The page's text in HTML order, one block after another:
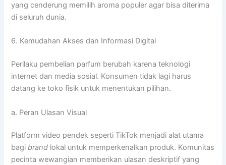
yang cenderung memilih aroma populer agar bisa diterima
di seluruh dunia.
6. Kemudahan Akses dan Informasi Digital
Perilaku pembelian parfum berubah karena teknologi
internet dan media sosial. Konsumen tidak lagi harus
datang ke toko fisik untuk menentukan pilihan.
a. Peran Ulasan Visual
Platform video pendek seperti TikTok menjadi alat utama
bagibrand lokal untuk memperkenalkan produk. Komunitas
pecinta wewangian memberikan ulasan deskriptif yang